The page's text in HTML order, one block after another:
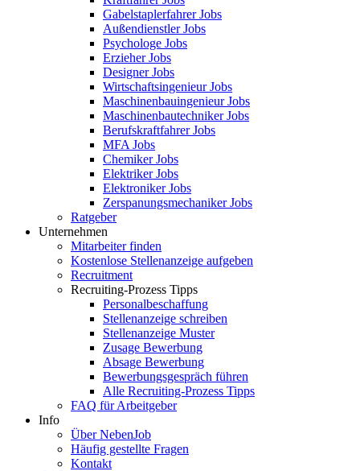
Gabelstaplerfahrer Jobs
Außendienstler Jobs
Psychologe Jobs
Erzieher Jobs
Designer Jobs
Wirtschaftsingenieur Jobs
Maschinenbauingenieur Jobs
Maschinenbautechniker Jobs
Berufskraftfahrer Jobs
MFA Jobs
Chemiker Jobs
Elektriker Jobs
Elektroniker Jobs
Zerspanungsmechaniker Jobs
Ratgeber
Unternehmen
Mitarbeiter finden
Kostenlose Stellenanzeige aufgeben
Recruitment
Recruiting-Prozess Tipps
Personalbeschaffung
Stellenanzeige schreiben
Stellenanzeige Muster
Zusage Bewerbung
Absage Bewerbung
Bewerbungsgespräch führen
Alle Recruiting-Prozess Tipps
FAQ für Arbeitgeber
Info
Über NebenJob
Häufig gestellte Fragen
Kontakt